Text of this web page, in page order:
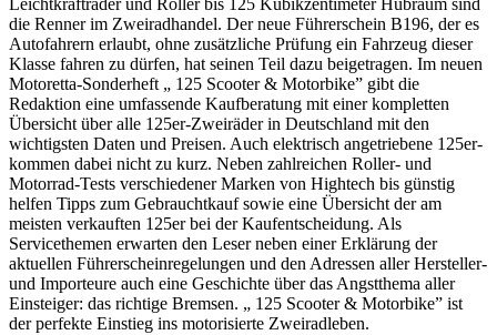
Leichtkrafträder und Roller bis 125 Kubikzentimeter Hubraum sind
die Renner im Zweiradhandel. Der neue Führerschein B196, der es
Autofahrern erlaubt, ohne zusätzliche Prüfung ein Fahrzeug dieser
Klasse fahren zu dürfen, hat seinen Teil dazu beigetragen. Im neuen
Motoretta-Sonderheft „ 125 Scooter & Motorbike” gibt die
Redaktion eine umfassende Kaufberatung mit einer kompletten
Übersicht über alle 125er-Zweiräder in Deutschland mit den
wichtigsten Daten und Preisen. Auch elektrisch angetriebene 125er-
kommen dabei nicht zu kurz. Neben zahlreichen Roller- und
Motorrad-Tests verschiedener Marken von Hightech bis günstig
helfen Tipps zum Gebrauchtkauf sowie eine Übersicht der am
meisten verkauften 125er bei der Kaufentscheidung. Als
Servicethemen erwarten den Leser neben einer Erklärung der
aktuellen Führerscheinregelungen und den Adressen aller Hersteller-
und Importeure auch eine Geschichte über das Angstthema aller
Einsteiger: das richtige Bremsen. „ 125 Scooter & Motorbike” ist
der perfekte Einstieg ins motorisierte Zweiradleben.